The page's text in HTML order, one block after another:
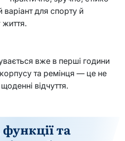
для спорту й
життя.
вже в перші години
та ремінця — це не
відчуття.
та